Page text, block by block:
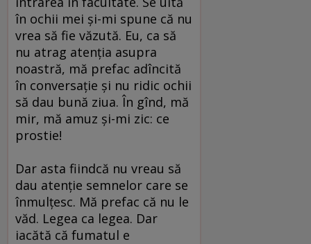
în ochii mei şi-mi spune că nu
vrea să fie văzută. Eu, ca să
nu atrag atenţia asupra
noastră, mă prefac adîncită
în conversaţie şi nu ridic ochii
să dau bună ziua. În gînd, mă
mir, mă amuz şi-mi zic: ce
prostie!
Dar asta fiindcă nu vreau să
dau atenţie semnelor care se
înmulţesc. Mă prefac că nu le
văd. Legea ca legea. Dar
iacătă că fumatul e